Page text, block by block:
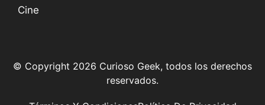
Cine
© Copyright 2026 Curioso Geek, todos los derechos
reservados.